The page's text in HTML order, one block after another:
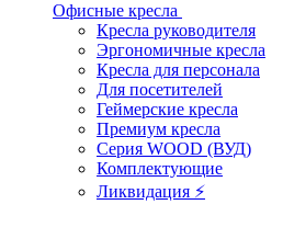
Офисные кресла
Кресла руководителя
Эргономичные кресла
Кресла для персонала
Для посетителей
Геймерские кресла
Премиум кресла
Серия WOOD (ВУД)
Комплектующие
Ликвидация ⚡